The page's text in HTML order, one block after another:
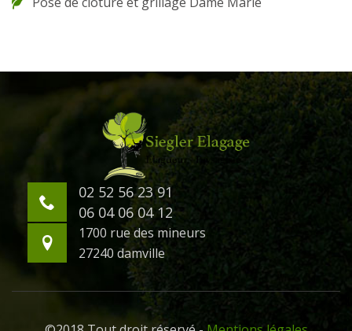
02 52 56 23 91
06 04 06 04 12
1700 rue des mineurs
27240 damville